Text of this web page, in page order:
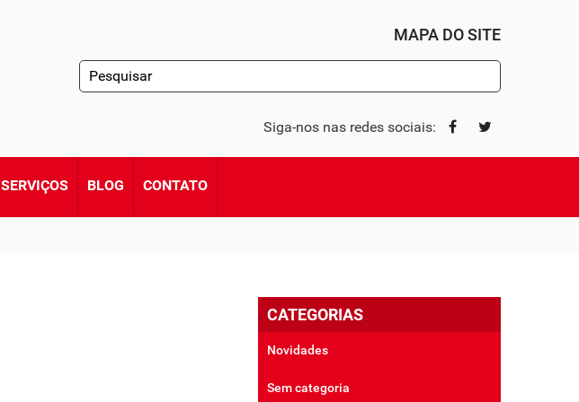
MAPA DO SITE
Siga-nos nas redes sociais:
SERVIÇOS BLOG CONTATO
CATEGORIAS
Novidades
Sem categoria